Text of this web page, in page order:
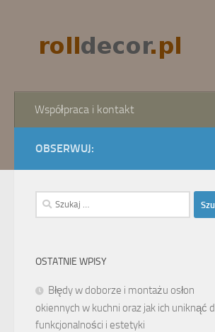
Współpraca i kontakt
OBSERWUJ:
Szukaj:
OSTATNIE WPISY
Błędy w doborze i montażu osłon
okiennych w kuchni oraz jak ich uniknąć
funkcjonalności i estetyki